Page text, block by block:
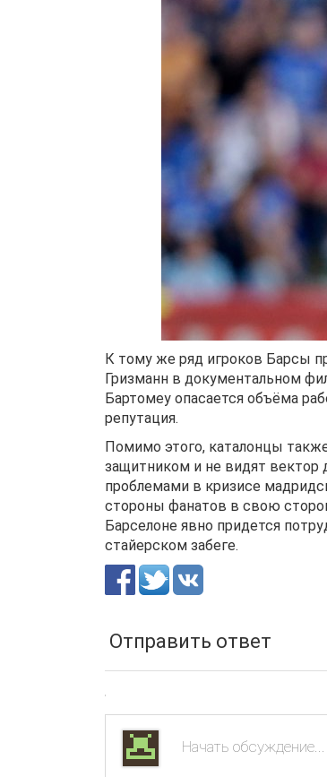
К тому же ряд игроков Барсы
Гризманн в документальном
Бартомеу опасается объёма
репутация.
Помимо этого, каталонцы
защитником и не видят вектор
проблемами в кризисе
стороны фанатов в свою
Барселоне явно придется
стайерском забеге.
Отправить ответ